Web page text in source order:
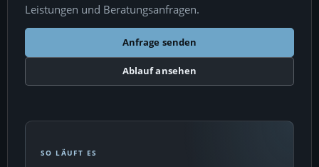
Leistungen und Beratungsanfragen.
Anfrage senden
Ablauf ansehen
SO LÄUFT ES